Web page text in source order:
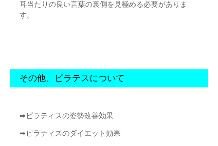
耳当たりの良い言葉の裏側を見極める必要がありま
す。
その他、ピラテスについて
➡︎ピラティスの姿勢改善効果
➡︎ピラティスのダイエット効果